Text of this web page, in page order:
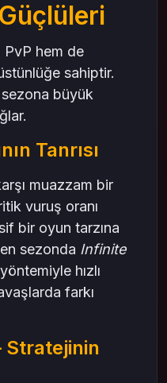
PvP hem de
sahiptir.
büyük
Tanrısı
muazzam bir
vuruş oranı
bir oyun tarzına
sezonda Infinite
hızlı
farkı
Stratejinin